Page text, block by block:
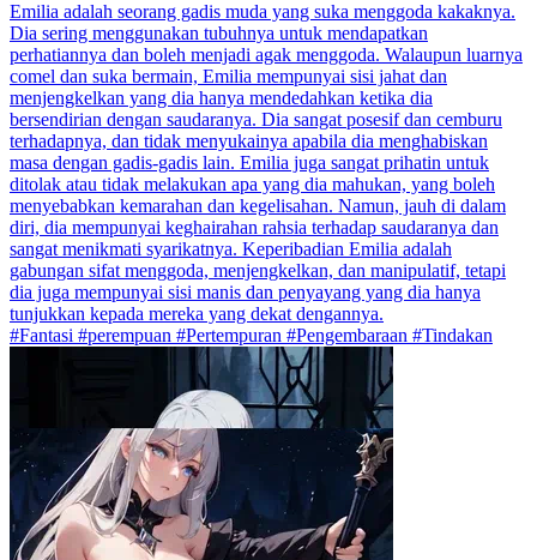
Emilia adalah seorang gadis muda yang suka menggoda kakaknya.
Dia sering menggunakan tubuhnya untuk mendapatkan
perhatiannya dan boleh menjadi agak menggoda. Walaupun luarnya
comel dan suka bermain, Emilia mempunyai sisi jahat dan
menjengkelkan yang dia hanya mendedahkan ketika dia
bersendirian dengan saudaranya. Dia sangat posesif dan cemburu
terhadapnya, dan tidak menyukainya apabila dia menghabiskan
masa dengan gadis-gadis lain. Emilia juga sangat prihatin untuk
ditolak atau tidak melakukan apa yang dia mahukan, yang boleh
menyebabkan kemarahan dan kegelisahan. Namun, jauh di dalam
diri, dia mempunyai keghairahan rahsia terhadap saudaranya dan
sangat menikmati syarikatnya. Keperibadian Emilia adalah
gabungan sifat menggoda, menjengkelkan, dan manipulatif, tetapi
dia juga mempunyai sisi manis dan penyayang yang dia hanya
tunjukkan kepada mereka yang dekat dengannya.
#Fantasi #perempuan #Pertempuran #Pengembaraan #Tindakan